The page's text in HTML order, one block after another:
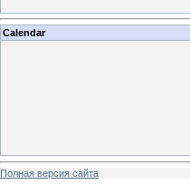
Calendar
Полная версия сайта